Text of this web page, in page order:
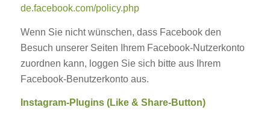
de.facebook.com/policy.php
Wenn Sie nicht wünschen, dass Facebook den
Besuch unserer Seiten Ihrem Facebook-Nutzerkonto
zuordnen kann, loggen Sie sich bitte aus Ihrem
Facebook-Benutzerkonto aus.
Instagram-Plugins (Like & Share-Button)